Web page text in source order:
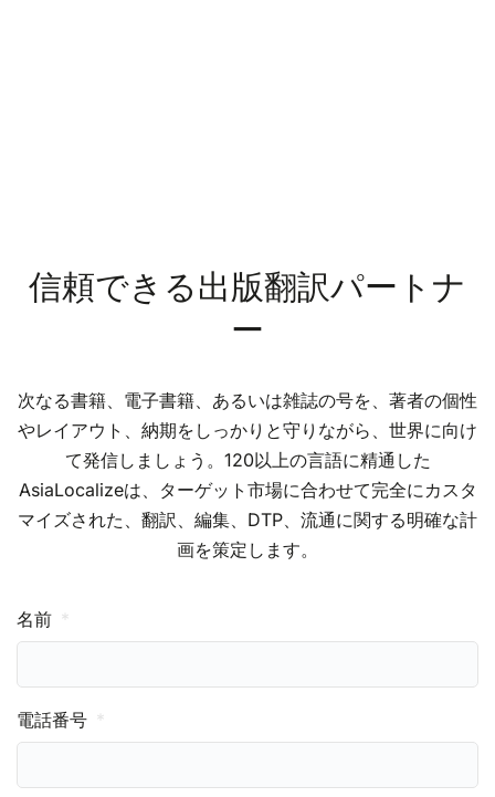
信頼できる出版翻訳パートナ
ー
次なる書籍、電子書籍、あるいは雑誌の号を、著者の個性
やレイアウト、納期をしっかりと守りながら、世界に向け
て発信しましょう。120以上の言語に精通した
AsiaLocalizeは、ターゲット市場に合わせて完全にカスタ
マイズされた、翻訳、編集、DTP、流通に関する明確な計
画を策定します。
名前
電話番号